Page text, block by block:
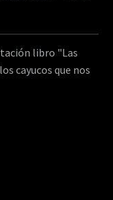
libro "Las
cayucos que nos